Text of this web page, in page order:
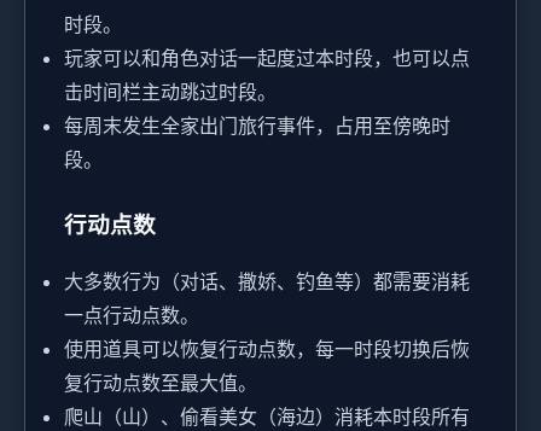
时段。
玩家可以和角色对话一起度过本时段，也可以点
击时间栏主动跳过时段。
每周末发生全家出门旅行事件，占用至傍晚时
段。
行动点数
大多数行为（对话、撒娇、钓鱼等）都需要消耗
一点行动点数。
使用道具可以恢复行动点数，每一时段切换后恢
复行动点数至最大值。
爬山（山）、偷看美女（海边）消耗本时段所有